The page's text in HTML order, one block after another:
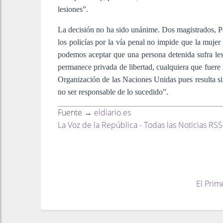
lesiones”.
La decisión no ha sido unánime. Dos magistrados,
los policías por la vía penal no impide que la mujer
podemos aceptar que una persona detenida sufra
permanece privada de libertad, cualquiera que
Organización de las Naciones Unidas pues resulta
no ser responsable de lo sucedido”.
Fuente → eldiario.es
La Voz de la República - Todas las Noticias RSS
El